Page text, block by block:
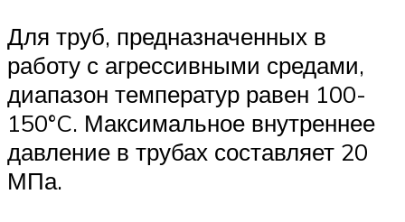
Для труб, предназначенных в
работу с агрессивными средами,
диапазон температур равен 100-
150°C. Максимальное внутреннее
давление в трубах составляет 20
МПа.